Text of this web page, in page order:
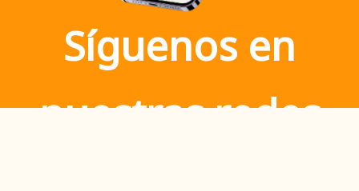
Síguenos en
nuestras redes